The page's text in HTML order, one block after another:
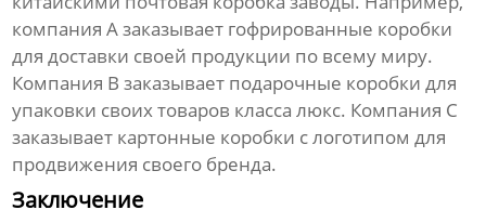
компания A заказывает гофрированные коробки
для доставки своей продукции по всему миру.
Компания B заказывает подарочные коробки для
упаковки своих товаров класса люкс. Компания C
заказывает картонные коробки с логотипом для
продвижения своего бренда.
Заключение